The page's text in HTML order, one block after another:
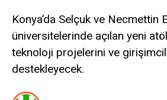
Konya’da Selçuk ve Necmettin
üniversitelerinde açılan yeni
teknoloji projelerini ve
destekleyecek.